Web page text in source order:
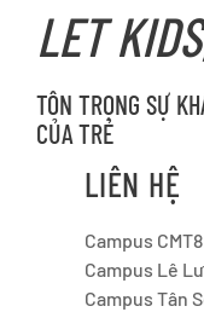
LET
TÔN TRỌNG SỰ
CỦA TRẺ
LIÊN HỆ
Campus
Campus Lê
Campus Tân